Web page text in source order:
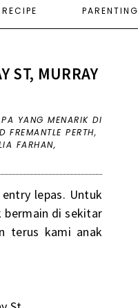
RECIPE PARENTING
ST, MURRAY
YANG MENARIK DI
FREMANTLE PERTH,
FARHAN,
lepas. Untuk
bermain di sekitar
terus kami anak